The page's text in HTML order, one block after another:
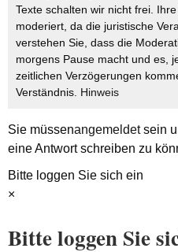
Texte schalten wir nicht frei.
moderiert, da die juristische
verstehen Sie, dass die
morgens Pause macht und es,
zeitlichen Verzögerungen
Verständnis. Hinweis
Sie müssenangemeldetsein
eine Antwort schreiben zu
Bitte loggen Sie sich ein
×
Bitte loggen Sie